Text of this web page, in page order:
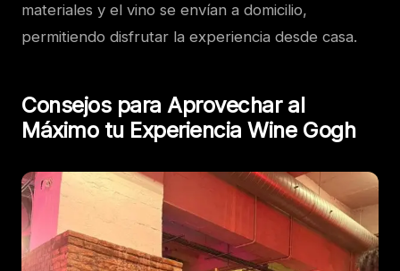
materiales y el vino se envían a domicilio,
permitiendo disfrutar la experiencia desde casa.
Consejos para Aprovechar al
Máximo tu Experiencia Wine Gogh